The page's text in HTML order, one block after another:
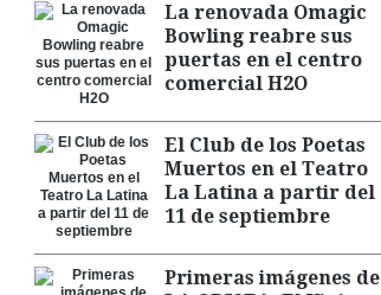
La renovada Omagic
Bowling reabre sus
puertas en el centro
comercial H2O
El Club de los Poetas
Muertos en el Teatro
La Latina a partir del
11 de septiembre
Primeras imágenes de